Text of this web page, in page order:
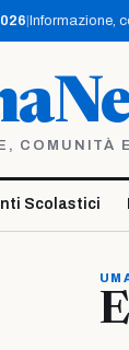
Informazione,
Scolastici